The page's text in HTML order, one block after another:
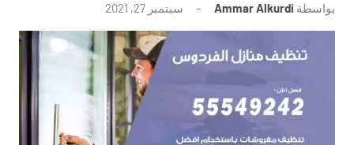
بواسطة Ammar Alkurdi سبتمبر 27, 2021
توجد
تعليقات